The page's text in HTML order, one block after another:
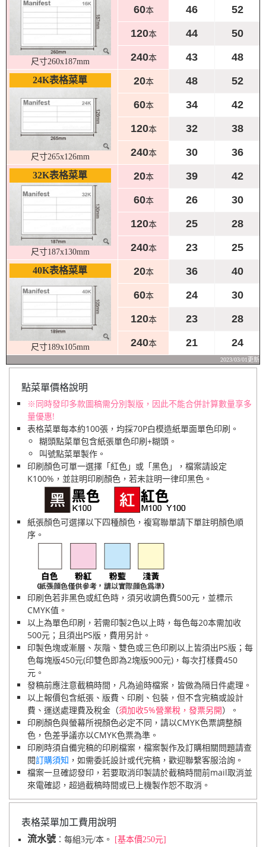
尺寸260x187mm
60本 46
52
120本 44
50
240本 43 48
24K表格菜單
尺寸265x126mm
20本 48
52
60本 34
42
120本 32
38
240本 30 36
32K表格菜單
尺寸187x130mm
20本 39
42
60本 26
30
120本 25
28
240本 23 25
40K表格菜單
尺寸189x105mm
20本 36
40
60本 24
30
120本 23
28
240本 21 24
2023/03/01更新
點菜單價格說明
※同時發印多款圖稿需分別製版，因此不能合併計算數量享多
量優惠!
表格菜單每本約100張，均採70P白模造紙單面單色印刷。
糊頭點菜單包含紙張單色印刷+糊頭。
叫號點菜單製作。
印刷顏色可單一選擇「紅色」或「黑色」，檔案請設定
K100%，並註明印刷顏色，若未註明一律印黑色。
紙張顏色可選擇以下四種顏色，複寫聯單請下單註明顏色順
序。
印刷色若非黑色或紅色時，須另收調色費500元，並標示
CMYK值。
以上為單色印刷，若需印製2色以上時，每色每20本需加收
500元；且須出PS版，費用另計。
印製色塊或漸層、灰階、雙色或三色印刷以上皆須出PS版；每
色每塊版450元(印雙色即為2塊版900元)，每次打樣費450
元。
發稿前應注意截稿時間，凡為逾時檔案，皆做為隔日件處理。
以上報價包含紙張、版費、印刷、包裝，但不含完稿或設計
費、運送處理費及稅金（須加收5%營業稅，發票另開）。
印刷顏色與螢幕所視顏色必定不同，請以CMYK色票調整顏
色，色差爭議亦以CMYK色票為準。
印刷時須自備完稿的印刷檔案，檔案製作及訂購相關問題請查
閱訂購須知 ，如需委託設計或代完稿，歡迎聯繫客服洽詢。
檔案一旦確認發印，若要取消印製請於截稿時間前mail取消並
來電確認，超過截稿時間或已上機製作恕不取消。
表格菜單加工費用說明
流水號 ：每組3元/本。 [基本價250元]